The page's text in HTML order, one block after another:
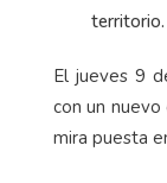
territorio.
El jueves 9
con un
mira puesta